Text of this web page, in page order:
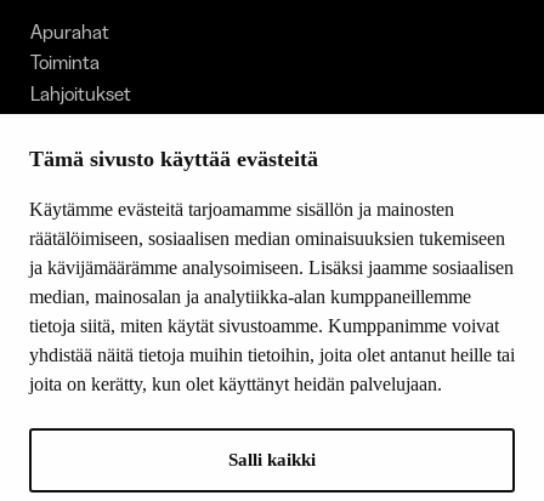
Tämä sivusto käyttää evästeitä
Käytämme evästeitä tarjoamamme sisällön ja mainosten
räätälöimiseen, sosiaalisen median ominaisuuksien tukemiseen
ja kävijämäärämme analysoimiseen. Lisäksi jaamme sosiaalisen
median, mainosalan ja analytiikka-alan kumppaneillemme
tietoja siitä, miten käytät sivustoamme. Kumppanimme voivat
yhdistää näitä tietoja muihin tietoihin, joita olet antanut heille tai
joita on kerätty, kun olet käyttänyt heidän palvelujaan.
Salli kaikki
Apurahat
Toiminta
Lahjoitukset
Ajankohtaista
Yhteystiedot
SEURAA MEITÄ
Facebook
Instagram
LinkedIn